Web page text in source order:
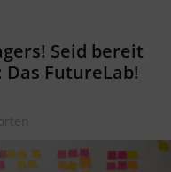
Seid bereit
FutureLab!